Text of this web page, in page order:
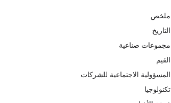
ملخص
التاريخ
مجموعات صناعية
القيم
المسؤولية الاجتماعية للشركات
تكنولوجيا